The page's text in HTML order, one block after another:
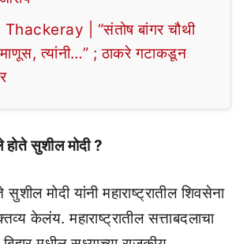
| “संतोष बांगर चौथी
माणूस, त्यांनी…” ; ठाकरे गटाकडून
सुशील मोदी ?
मोदी यांनी महाराष्ट्रातील शिवसेना
केलंय. महाराष्ट्रातील सत्ताबदलाचा